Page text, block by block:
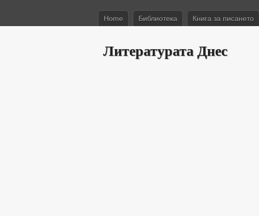
Home Библиотека Книга за писането
Литературата Днес